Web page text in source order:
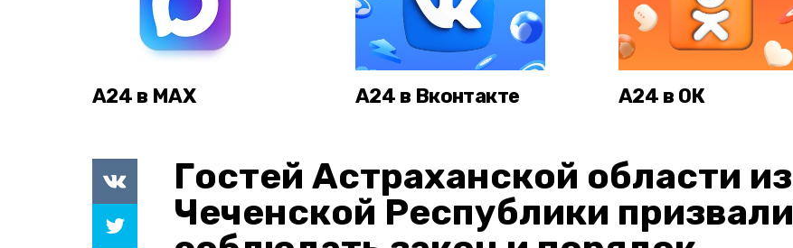
А24 в MAX А24 в Вконтакте А24 в ОК
Гостей Астраханской области из
Чеченской Республики призвали